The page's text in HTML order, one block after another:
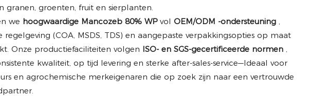
granen, groenten, fruit en sierplanten.
we hoogwaardige Mancozeb 80% WP vol OEM/ODM -ondersteuning
(COA, MSDS, TDS) en aangepaste verpakkingsopties op maat
Onze productiefaciliteiten volgen ISO- en SGS-gecertificeerde normen
kwaliteit, op tijd levering en sterke after-sales-service—Ideaal voor
en agrochemische merkeigenaren die op zoek zijn naar een vertrouwde